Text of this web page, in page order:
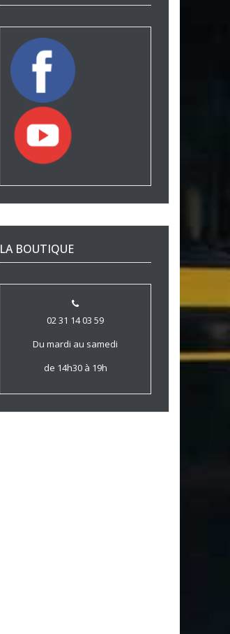
LA BOUTIQUE
02 31 14 03 59
Du mardi au samedi
de 14h30 à 19h